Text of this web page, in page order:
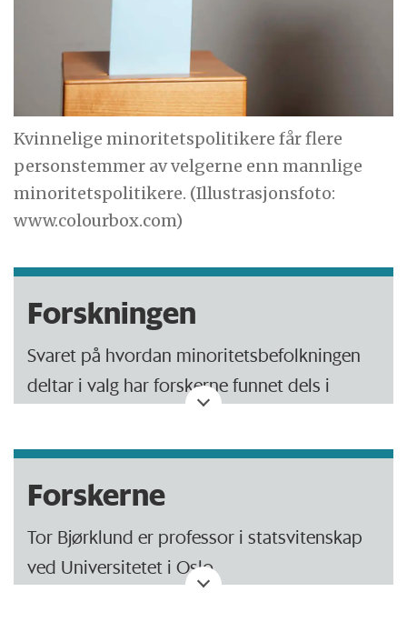
Kvinnelige minoritetspolitikere får flere
personstemmer av velgerne enn mannlige
minoritetspolitikere. (Illustrasjonsfoto:
www.colourbox.com)
Forskningen
Svaret på hvordan minoritetsbefolkningen
deltar i valg har forskerne funnet dels i
valgundersøkelser.
I 2007 og 2011 utførte de sammen med
minoritetsvelgere.
Forskerne
Tor Bjørklund er professor i statsvitenskap
ved Universitetet i Oslo.